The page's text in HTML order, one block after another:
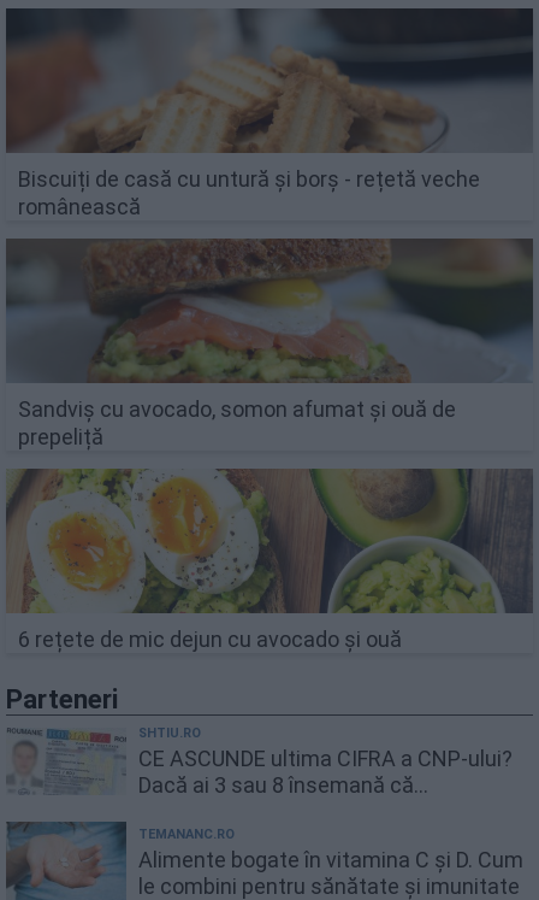
Biscuiți de casă cu untură și borș - rețetă veche
românească
Sandviș cu avocado, somon afumat și ouă de
prepeliță
6 rețete de mic dejun cu avocado și ouă
Parteneri
SHTIU.RO
CE ASCUNDE ultima CIFRA a CNP-ului?
Dacă ai 3 sau 8 însemană că...
TEMANANC.RO
Alimente bogate în vitamina C și D. Cum
le combini pentru sănătate și imunitate